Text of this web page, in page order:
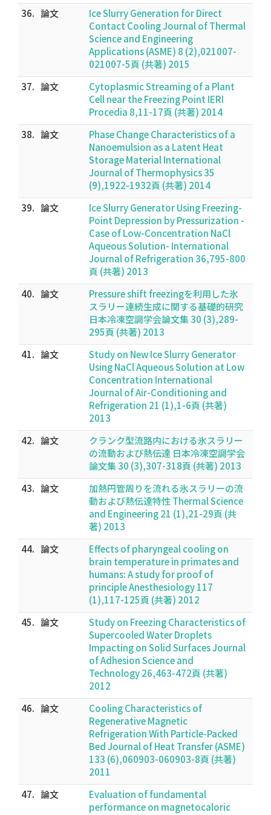
36. 論文
Ice Slurry Generation for Direct
Contact Cooling Journal of Thermal
Science and Engineering
Applications (ASME) 8 (2),021007-
021007-5頁 (共著) 2015
37. 論文
Cytoplasmic Streaming of a Plant
Cell near the Freezing Point IERI
Procedia 8,11-17頁 (共著) 2014
38. 論文
Phase Change Characteristics of a
Nanoemulsion as a Latent Heat
Storage Material International
Journal of Thermophysics 35
(9),1922-1932頁 (共著) 2014
39. 論文
Ice Slurry Generator Using Freezing-
Point Depression by Pressurization -
Case of Low-Concentration NaCl
Aqueous Solution- International
Journal of Refrigeration 36,795-800
頁 (共著) 2013
40. 論文
Pressure shift freezingを利用した氷
スラリー連続生成に関する基礎的研究
日本冷凍空調学会論文集 30 (3),289-
295頁 (共著) 2013
41. 論文
Study on New Ice Slurry Generator
Using NaCl Aqueous Solution at Low
Concentration International
Journal of Air-Conditioning and
Refrigeration 21 (1),1-6頁 (共著)
2013
42. 論文
クランク型流路内における氷スラリー
の流動および熱伝達 日本冷凍空調学会
論文集 30 (3),307-318頁 (共著) 2013
43. 論文
加熱円管周りを流れる氷スラリーの流
動および熱伝達特性 Thermal Science
and Engineering 21 (1),21-29頁 (共
著) 2013
44. 論文
Effects of pharyngeal cooling on
brain temperature in primates and
humans: A study for proof of
principle Anesthesiology 117
(1),117-125頁 (共著) 2012
45. 論文
Study on Freezing Characteristics of
Supercooled Water Droplets
Impacting on Solid Surfaces Journal
of Adhesion Science and
Technology 26,463-472頁 (共著)
2012
46. 論文
Cooling Characteristics of
Regenerative Magnetic
Refrigeration With Particle-Packed
Bed Journal of Heat Transfer (ASME)
133 (6),060903-060903-8頁 (共著)
2011
47. 論文
Evaluation of fundamental
performance on magnetocaloric